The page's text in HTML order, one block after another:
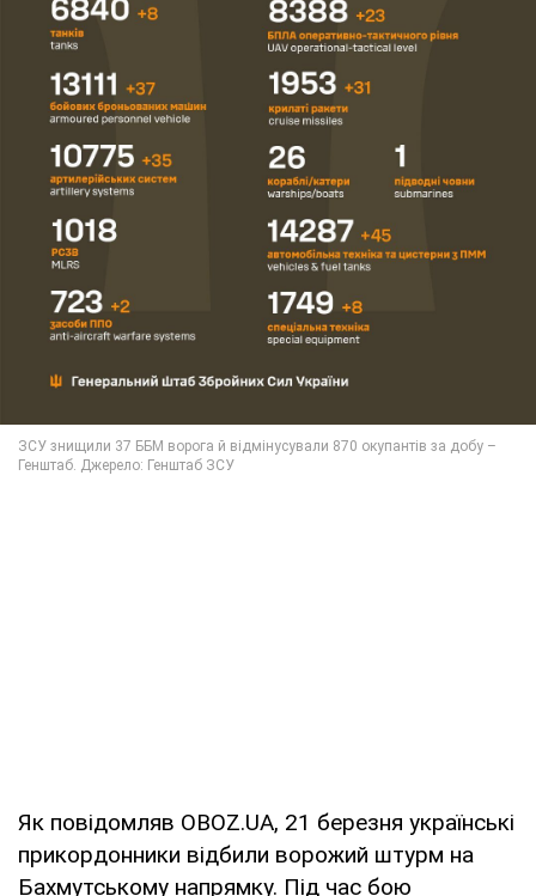
Як повідомляв OBOZ.UA, 21 березня українські
прикордонники відбили ворожий штурм на
Бахмутському напрямку. Під час бою